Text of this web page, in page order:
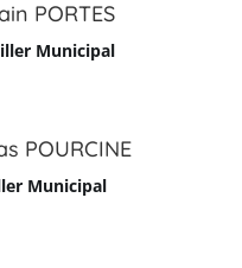
PORTES
Municipal
POURCINE
Municipal